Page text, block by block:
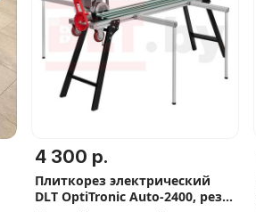
4 300 р.
Плиткорез электрический
DLT OptiTronic Auto-2400, рез